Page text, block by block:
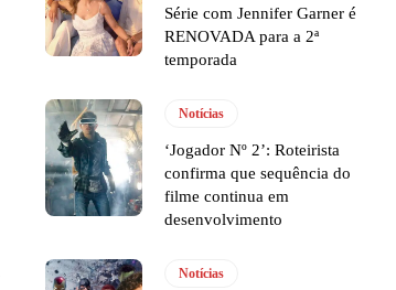
Série com Jennifer Garner é
RENOVADA para a 2ª
temporada
Notícias
‘Jogador Nº 2’: Roteirista
confirma que sequência do
filme continua em
desenvolvimento
Notícias